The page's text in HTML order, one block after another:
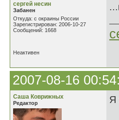
сергей несин
Забанен
Откуда: с окраины России
Зарегистрирован: 2006-10-27
Сообщений: 1668
Неактивен
2007-08-16
Саша Коврижных
Редактор Я